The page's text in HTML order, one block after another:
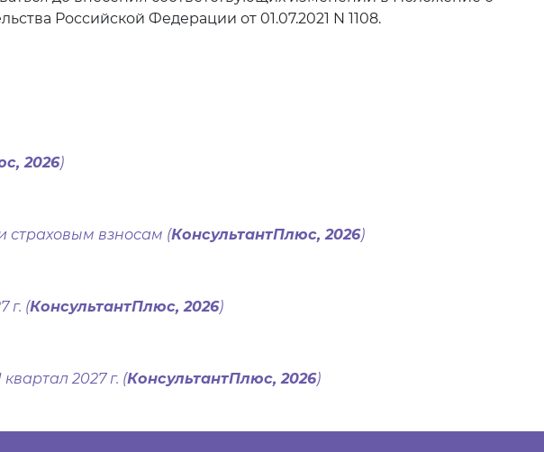
Российской Федерации от 01.07.2021 N 1108.
2026)
взносам (КонсультантПлюс, 2026)
г. (КонсультантПлюс, 2026)
2027 г. (КонсультантПлюс, 2026)